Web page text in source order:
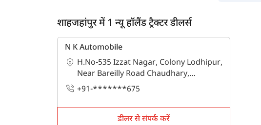
शाहजहांपुर में 1 न्यू हॉलैंड ट्रैक्टर डीलर्स
N K Automobile
H.No-535 Izzat Nagar, Colony Lodhipur,
Near Bareilly Road Chaudhary,
शाहजहांपुर, शाहजहांपुर, उत्तर प्रदेश - 242001
+91-*******675
डीलर से संपर्क करें